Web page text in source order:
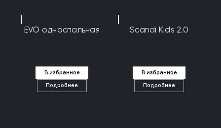
EVO односпальная
В избранное
Подробнее
Scandi Kids 2.0
В избранное
Подробнее